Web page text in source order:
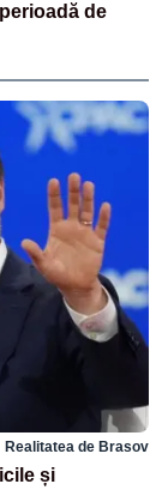
de
Realitatea de Brasov
și